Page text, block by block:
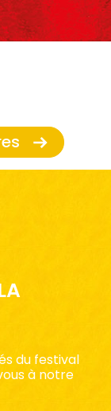
du festival
à notre